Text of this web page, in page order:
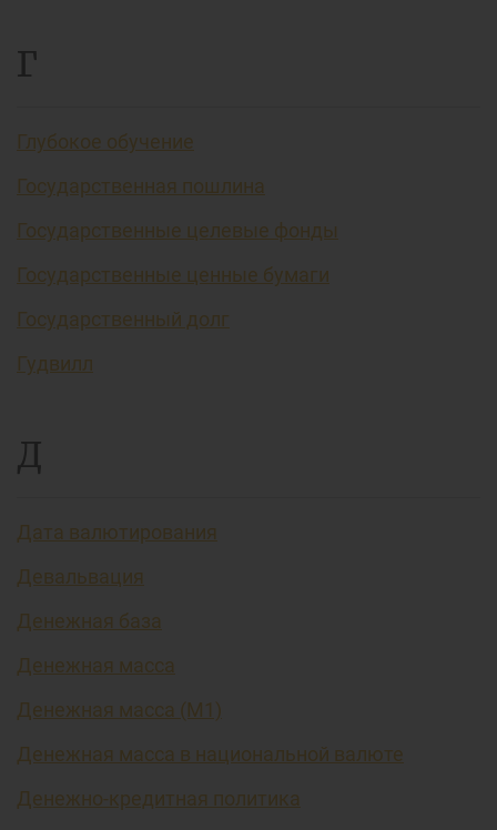
Г
Глубокое обучение
Государственная пошлина
Государственные целевые фонды
Государственные ценные бумаги
Государственный долг
Гудвилл
Д
Дата валютирования
Девальвация
Денежная база
Денежная масса
Денежная масса (М1)
Денежная масса в национальной валюте
Денежно-кредитная политика